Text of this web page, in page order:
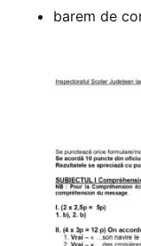
barem de